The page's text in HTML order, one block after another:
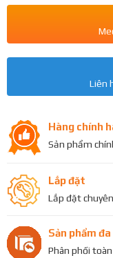
Liên
Hàng chính
Sản phẩm
Lắp đặt
Lắp đặt
Sản phẩm
Phân phối